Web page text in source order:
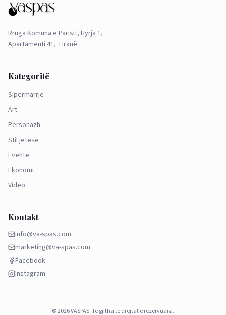
Rruga Komuna e Parisit, Hyrja 1,
Apartamenti 41, Tiranë.
Kategoritë
Sipërmarrje
Art
Personazh
Stil jetese
Evente
Ekonomi
Video
Kontakt
info@va-spas.com
marketing@va-spas.com
Facebook
Instagram
©2026VASPAS.Të gjitha të drejtat e rezervuara.